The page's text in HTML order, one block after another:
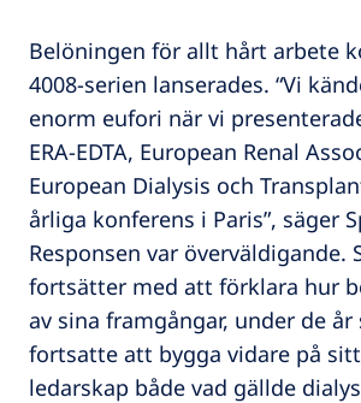
Belöningen för allt hårt arbete
4008-serien lanserades. “Vi
enorm eufori när vi
ERA-EDTA, European Renal
European Dialysis och
årliga konferens i Paris”, säger
Responsen var överväldigande.
fortsätter med att förklara hur
av sina framgångar, under de
fortsatte att bygga vidare på
ledarskap både vad gällde